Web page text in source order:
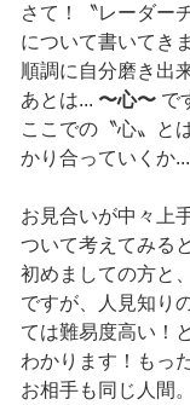
さて！〝レーダー
について書いてき
順調に自分磨き出
あとは... 〜心〜 で
ここでの〝心〟と
かり合っていくか
お見合いが中々上
ついて考えてみる
初めましての方と
ですが、人見知り
ては難易度高い！
わかります！もっ
お相手も同じ人間